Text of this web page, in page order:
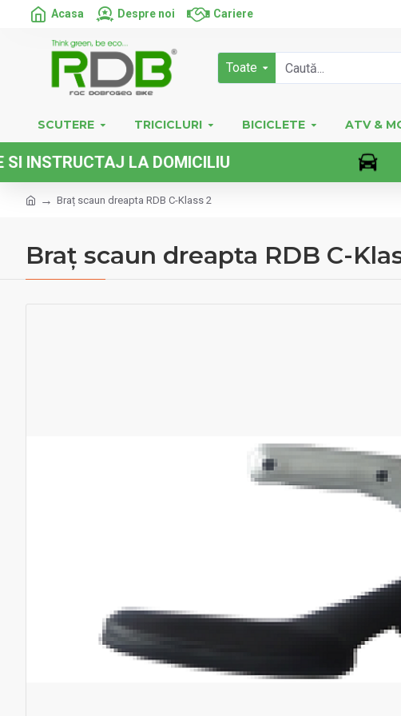
Acasa Despre noi Cariere
Toate
SCUTERE TRICICLURI BICICLETE ATV &
LA DOMICILIU
Braț scaun dreapta RDB C-Klass 2
Braț scaun dreapta RDB C-